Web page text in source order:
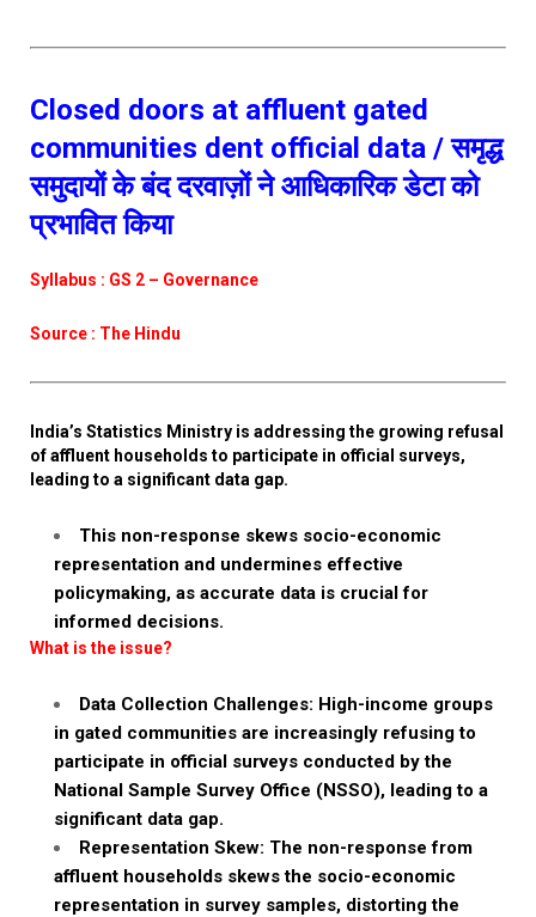
Closed doors at affluent gated
communities dent official data / समृद्ध
समुदायों के बंद दरवाज़ों ने आधिकारिक डेटा को
प्रभावित किया
Syllabus : GS 2 – Governance
Source : The Hindu
India’s Statistics Ministry is addressing the growing refusal
of affluent households to participate in official surveys,
leading to a significant data gap.
This non-response skews socio-economic
representation and undermines effective
policymaking, as accurate data is crucial for
informed decisions.
What is the issue?
Data Collection Challenges: High-income groups
in gated communities are increasingly refusing to
participate in official surveys conducted by the
National Sample Survey Office (NSSO), leading to a
significant data gap.
Representation Skew: The non-response from
affluent households skews the socio-economic
representation in survey samples, distorting the